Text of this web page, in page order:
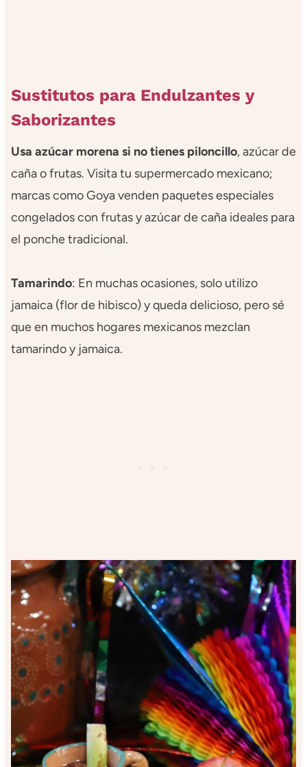
Sustitutos para Endulzantes y
Saborizantes
Usa azúcar morena si no tienes piloncillo, azúcar de
caña o frutas. Visita tu supermercado mexicano;
marcas como Goya venden paquetes especiales
congelados con frutas y azúcar de caña ideales para
el ponche tradicional.
Tamarindo: En muchas ocasiones, solo utilizo
jamaica (flor de hibisco) y queda delicioso, pero sé
que en muchos hogares mexicanos mezclan
tamarindo y jamaica.